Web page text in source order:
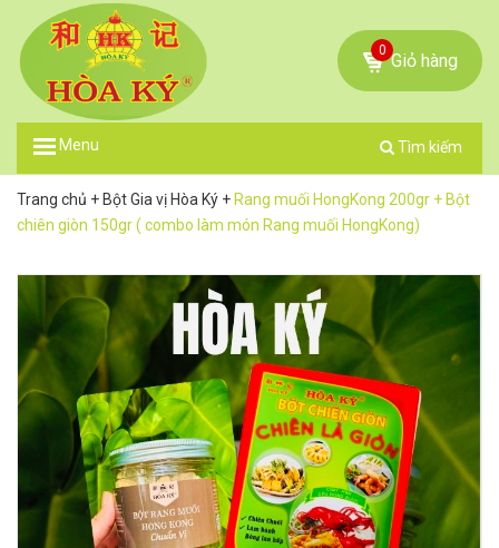
Giỏ hàng
0
Tìm kiếm
Menu
Trang chủ + Bột Gia vị Hòa Ký + Rang muối HongKong 200gr + Bột
chiên giòn 150gr ( combo làm món Rang muối HongKong)